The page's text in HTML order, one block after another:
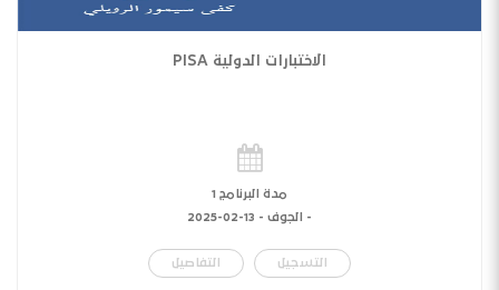
الاختبارات الدولية PISA
مدة البرنامج 1
- الجوف - 13-02-2025
التسجيل التفاصيل